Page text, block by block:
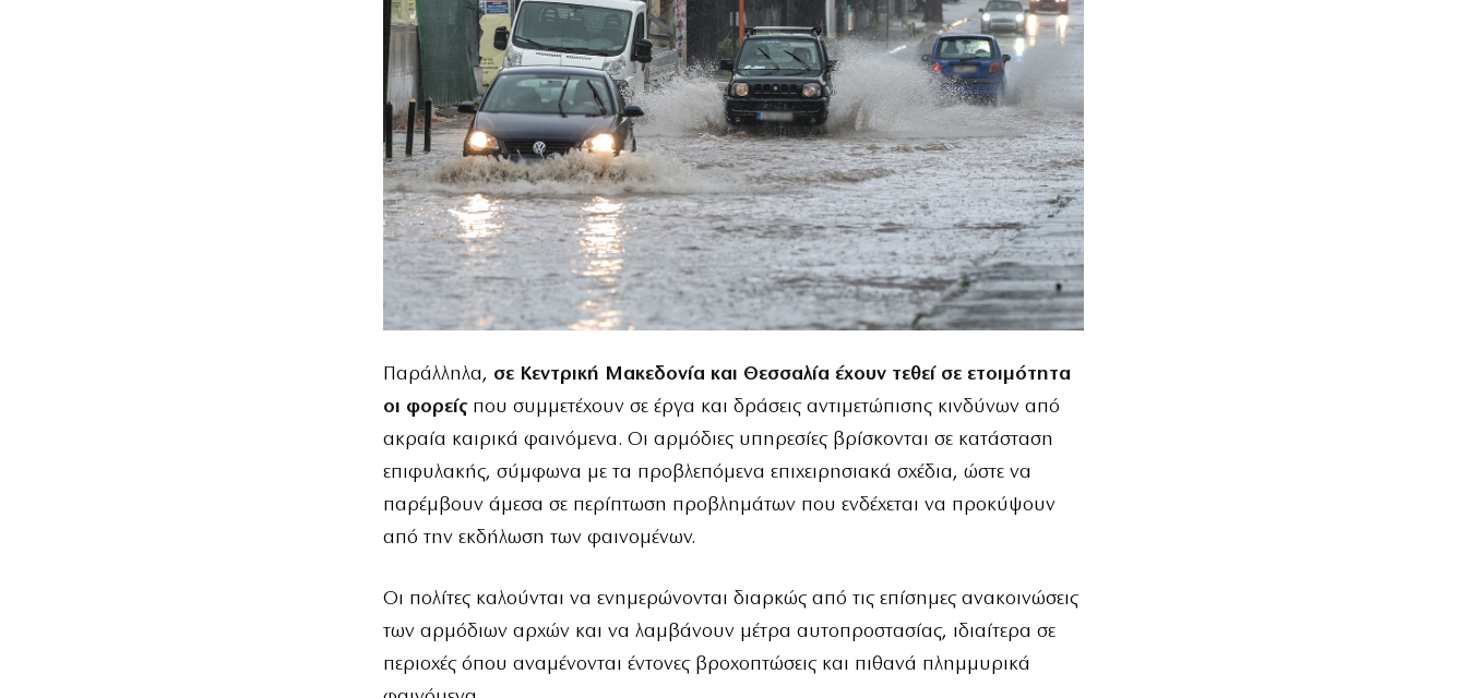
Παράλληλα, σε Κεντρική Μακεδονία και Θεσσαλία έχουν τεθεί σε ετοιμότητα
οι φορείς που συμμετέχουν σε έργα και δράσεις αντιμετώπισης κινδύνων από
ακραία καιρικά φαινόμενα. Οι αρμόδιες υπηρεσίες βρίσκονται σε κατάσταση
επιφυλακής, σύμφωνα με τα προβλεπόμενα επιχειρησιακά σχέδια, ώστε να
παρέμβουν άμεσα σε περίπτωση προβλημάτων που ενδέχεται να προκύψουν
από την εκδήλωση των φαινομένων.
Οι πολίτες καλούνται να ενημερώνονται διαρκώς από τις επίσημες ανακοινώσεις
των αρμόδιων αρχών και να λαμβάνουν μέτρα αυτοπροστασίας, ιδιαίτερα σε
περιοχές όπου αναμένονται έντονες βροχοπτώσεις και πιθανά πλημμυρικά